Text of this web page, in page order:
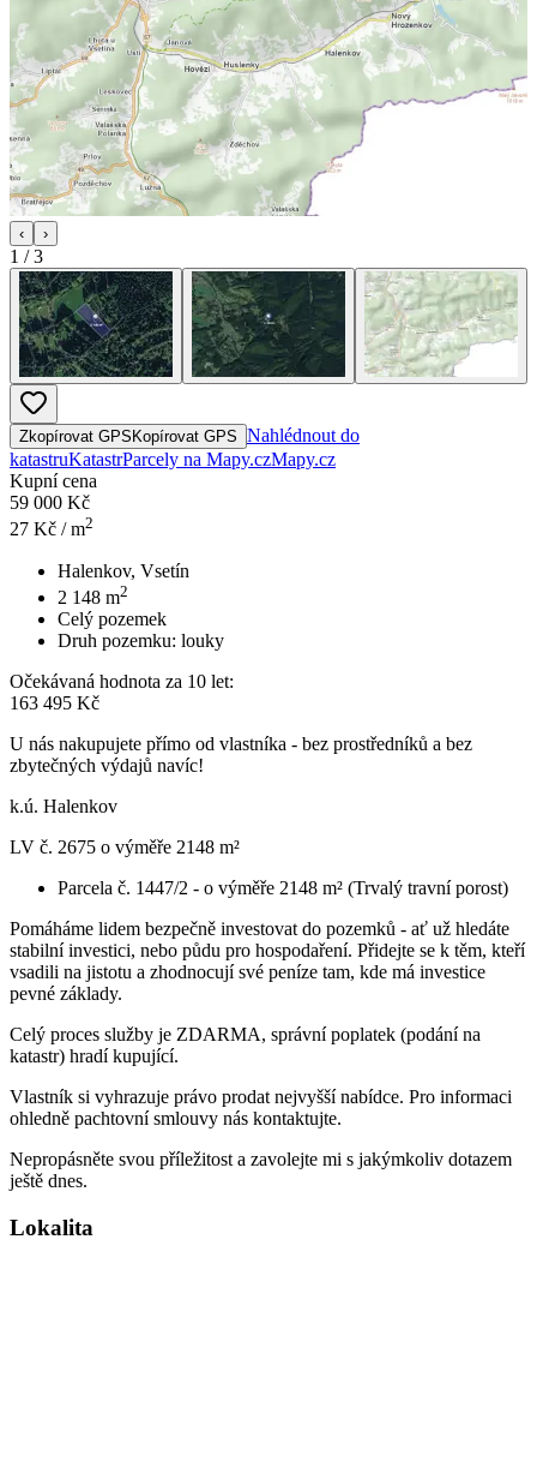
‹ ›
1 /3
Zkopírovat GPS Kopírovat GPS Nahlédnout do
katastruKatastrParcely na Mapy.czMapy.cz
Kupní cena
59 000 Kč
27 Kč / m2
Halenkov, Vsetín
2 148 m2
Celý pozemek
Druh pozemku: louky
Očekávaná hodnota za 10 let:
163 495 Kč
U nás nakupujete přímo od vlastníka - bez prostředníků a bez
zbytečných výdajů navíc!
k.ú. Halenkov
LV č. 2675 o výměře 2148 m²
Parcela č. 1447/2 - o výměře 2148 m² (Trvalý travní porost)
Pomáháme lidem bezpečně investovat do pozemků - ať už hledáte
stabilní investici, nebo půdu pro hospodaření. Přidejte se k těm, kteří
vsadili na jistotu a zhodnocují své peníze tam, kde má investice
pevné základy.
Celý proces služby je ZDARMA, správní poplatek (podání na
katastr) hradí kupující.
Vlastník si vyhrazuje právo prodat nejvyšší nabídce. Pro informaci
ohledně pachtovní smlouvy nás kontaktujte.
Nepropásněte svou příležitost a zavolejte mi s jakýmkoliv dotazem
ještě dnes.
Lokalita